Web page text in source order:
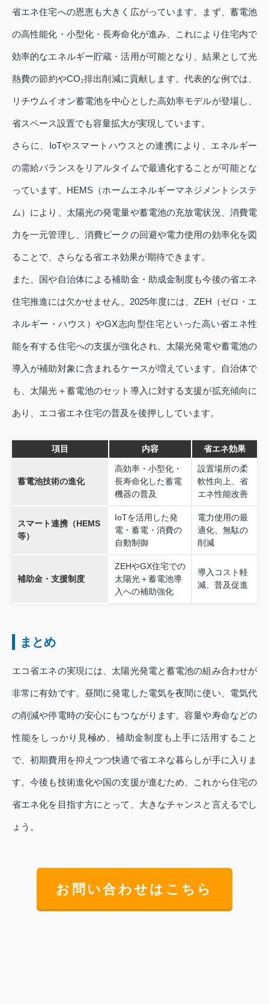
省エネ住宅への恩恵も大きく広がっています。まず、蓄電池
の高性能化・小型化・長寿命化が進み、これにより住宅内で
効率的なエネルギー貯蔵・活用が可能となり、結果として光
熱費の節約やCO₂排出削減に貢献します。代表的な例では、
リチウムイオン蓄電池を中心とした高効率モデルが登場し、
省スペース設置でも容量拡大が実現しています。
さらに、IoTやスマートハウスとの連携により、エネルギー
の需給バランスをリアルタイムで最適化することが可能とな
っています。HEMS（ホームエネルギーマネジメントシステ
ム）により、太陽光の発電量や蓄電池の充放電状況、消費電
力を一元管理し、消費ピークの回避や電力使用の効率化を図
ることで、さらなる省エネ効果が期待できます。
また、国や自治体による補助金・助成金制度も今後の省エネ
住宅推進には欠かせません。2025年度には、ZEH（ゼロ・エ
ネルギー・ハウス）やGX志向型住宅といった高い省エネ性
能を有する住宅への支援が強化され、太陽光発電や蓄電池の
導入が補助対象に含まれるケースが増えています。自治体で
も、太陽光＋蓄電池のセット導入に対する支援が拡充傾向に
あり、エコ省エネ住宅の普及を後押ししています。
項目 内容 省エネ効果
蓄電池技術の進化
高効率・小型化・
長寿命化した蓄電
機器の普及
設置場所の柔
軟性向上、省
エネ性能改善
スマート連携（HEMS
等）
IoTを活用した発
電・蓄電・消費の
自動制御
電力使用の最
適化、無駄の
削減
補助金・支援制度
ZEHやGX住宅での
太陽光＋蓄電池導
入への補助強化
導入コスト軽
減、普及促進
まとめ
エコ省エネの実現には、太陽光発電と蓄電池の組み合わせが
非常に有効です。昼間に発電した電気を夜間に使い、電気代
の削減や停電時の安心にもつながります。容量や寿命などの
性能をしっかり見極め、補助金制度も上手に活用すること
で、初期費用を抑えつつ快適で省エネな暮らしが手に入りま
す。今後も技術進化や国の支援が進むため、これから住宅の
省エネ化を目指す方にとって、大きなチャンスと言えるでし
ょう。
お問い合わせはこちら